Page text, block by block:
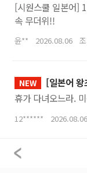
[시원스쿨 일본어]
속 무더위!!
윤** 2026.08.06 조
NEW
[일본어
휴가 다녀오느라.
12******